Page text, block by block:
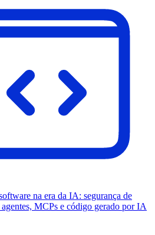
na era da IA: segurança de
MCPs e código gerado por IA